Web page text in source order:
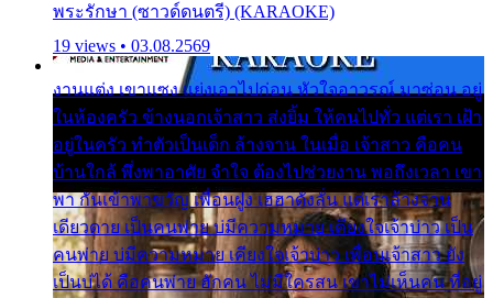
พระรักษา (ซาวด์ดนตรี) (KARAOKE)
19 views • 03.08.2569
งานแต่ง เขาแซง แย่งเอาไปก่อน หัวใจอาวรณ์ มาซ่อน อยู่
ในห้องครัว ข้างนอกเจ้าสาว ส่งยิ้ม ให้คนไปทั่ว แต่เรา เฝ้า
อยู่ในครัว ทำตัวเป็นเด็ก ล้างจาน ในเมื่อ เจ้าสาว คือคน
บ้านใกล้ พึ่งพาอาศัย จำใจ ต้องไปช่วยงาน พอถึงเวลา เขา
พา กันเข้าพาขวัญ เพื่อนฝูง เฮฮาดังลั่น แต่เราล้างจาน
เดียวดาย เป็นคนพ่าย บ่มีความหมาย เคียงใจเจ้าบ่าว เป็น
คนพ่าย บ่มีความหมาย เคียงใจเจ้าบ่าว เพื่อนเจ้าสาว ยัง
เป็นบ่ได้ คือคนพ่าย ฮักคน ไม่มีใครสน เขาไม่เห็นคน ที่อยู่